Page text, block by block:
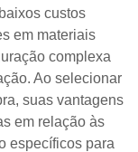
custos
em materiais
complexa
Ao selecionar
suas vantagens
em relação às
específicos para